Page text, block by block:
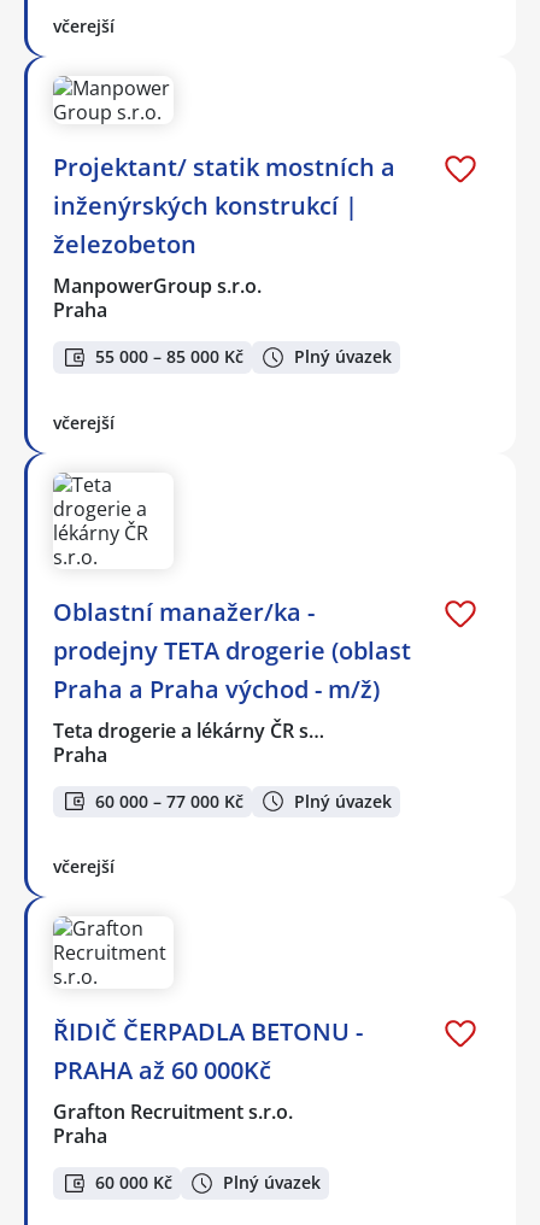
včerejší
Projektant/ statik mostních a
inženýrských konstrukcí |
železobeton
ManpowerGroup s.r.o.
Praha
55 000 – 85 000 Kč Plný úvazek
včerejší
Oblastní manažer/ka -
prodejny TETA drogerie (oblast
Praha a Praha východ - m/ž)
Teta drogerie a lékárny ČR s…
Praha
60 000 – 77 000 Kč Plný úvazek
včerejší
ŘIDIČ ČERPADLA BETONU -
PRAHA až 60 000Kč
Grafton Recruitment s.r.o.
Praha
60 000 Kč Plný úvazek